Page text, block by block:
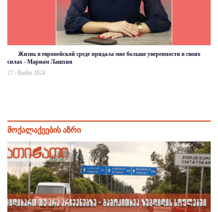
Жизнь в европейской среде придала мне больше уверенности в своих
силах - Мариам Лашхия
27 / მაისი 2024
მოქალაქეების აზრი